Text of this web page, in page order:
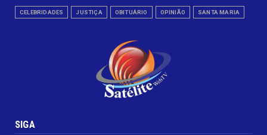
CELEBRIDADES JUSTIÇA OBITUÁRIO OPINIÃO SANTA MARIA
SIGA